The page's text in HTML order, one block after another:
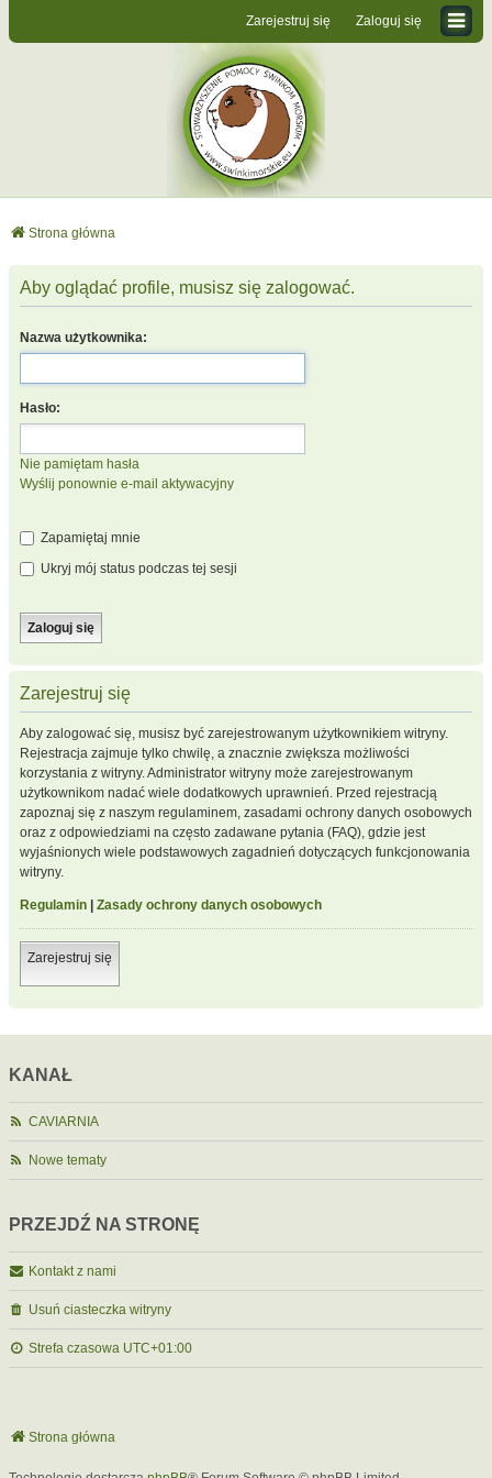
Zaloguj się
Zarejestruj się
Strona główna
Aby oglądać profile, musisz się zalogować.
Nazwa użytkownika:
Hasło:
Nie pamiętam hasła
Wyślij ponownie e-mail aktywacyjny
Zapamiętaj mnie
Ukryj mój status podczas tej sesji
Zarejestruj się
Aby zalogować się, musisz być zarejestrowanym użytkownikiem witryny.
Rejestracja zajmuje tylko chwilę, a znacznie zwiększa możliwości
korzystania z witryny. Administrator witryny może zarejestrowanym
użytkownikom nadać wiele dodatkowych uprawnień. Przed rejestracją
zapoznaj się z naszym regulaminem, zasadami ochrony danych osobowych
oraz z odpowiedziami na często zadawane pytania (FAQ), gdzie jest
wyjaśnionych wiele podstawowych zagadnień dotyczących funkcjonowania
witryny.
Regulamin Zasady ochrony danych osobowych
Zarejestruj się
KANAŁ
CAVIARNIA
Nowe tematy
PRZEJDŹ NA STRONĘ
Kontakt z nami
Usuń ciasteczka witryny
Strefa czasowa UTC+01:00
Strona główna